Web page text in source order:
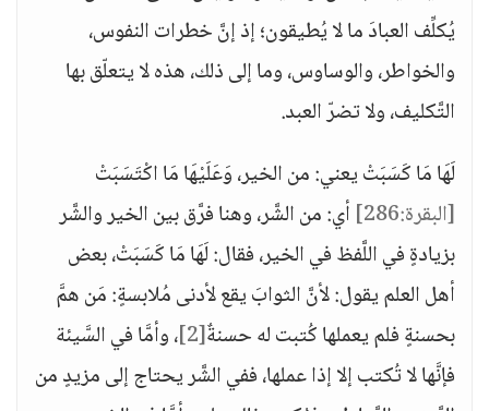
يُكلِّف العبادَ ما لا يُطيقون؛ إذ إنَّ خطرات النفوس،
والخواطر، والوساوس، وما إلى ذلك، هذه لا يتعلّق بها
التَّكليف، ولا تضرّ العبد.
لَهَا مَا كَسَبَتْ يعني: من الخير، وَعَلَيْهَا مَا اكْتَسَبَتْ
[البقرة:286]
أي: من الشَّر، وهنا فرَّق بين الخير والشَّر
بزيادةٍ في اللَّفظ في الخير، فقال: لَهَا مَا كَسَبَتْ، بعض
أهل العلم يقول: لأنَّ الثوابَ يقع لأدنى مُلابسةٍ: مَن همَّ
بحسنةٍ فلم يعملها كُتبت له حسنةٌ[2] ، وأمَّا في السَّيئة
فإنَّها لا تُكتب إلا إذا عملها، ففي الشَّر يحتاج إلى مزيدٍ من